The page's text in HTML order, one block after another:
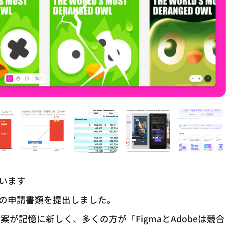
ます
請書類を提出しました。
が記憶に新しく、多くの方が「FigmaとAdobeは競合